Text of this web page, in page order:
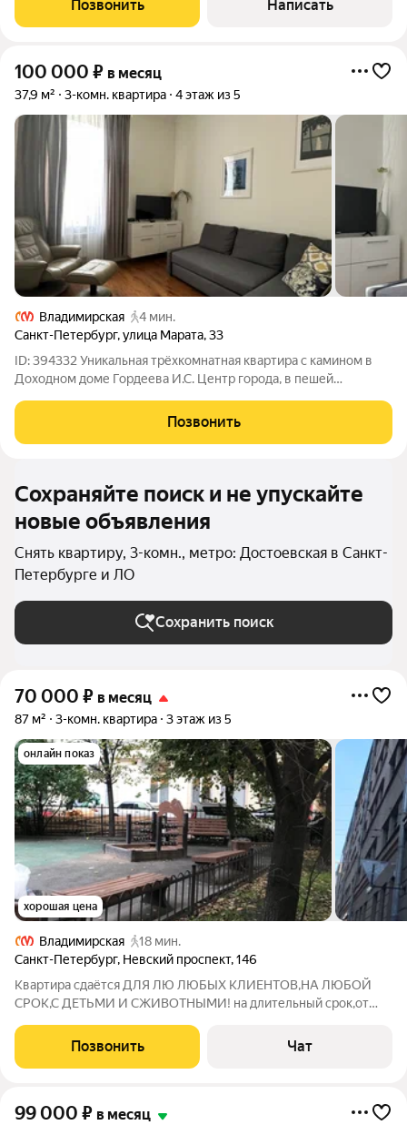
группой; Изолированную светлую спальню для
Позвонить Написать
100 000 ₽ в месяц
37,9 м² 3-комн. квартира 4 этаж из 5
Владимирская
4 мин.
Санкт-Петербург,улица Марата,33
ID: 394332 Уникальная трёхкомнатная квартира с камином в
Доходном доме Гордеева И.С. Центр города, в пешей
Маяковская и площадь Восстания. Выход к Невскому
проспекту, набережным Фонтанки,
Позвонить
Сохраняйте поиск и не упускайте
новые объявления
Снять квартиру, 3-комн., метро: Достоевская в Санкт-
Петербурге и ЛО
Сохранить поиск
70 000 ₽ в месяц
87 м² 3-комн. квартира 3 этаж из 5
онлайн показ
хорошая цена
Владимирская
18 мин.
Санкт-Петербург, Невский проспект,146
Квартира сдаётся ДЛЯ ЛЮ ЛЮБЫХ КЛИЕНТОВ,НА ЛЮБОЙ
СРОК,С ДЕТЬМИ И СЖИВОТНЫМИ! на длительный срок,от
балкон с видом на невский проспект. Возьмем с детьми и с
животными. + Ку. Легкая косметика
Позвонить Чат
99 000 ₽ в месяц